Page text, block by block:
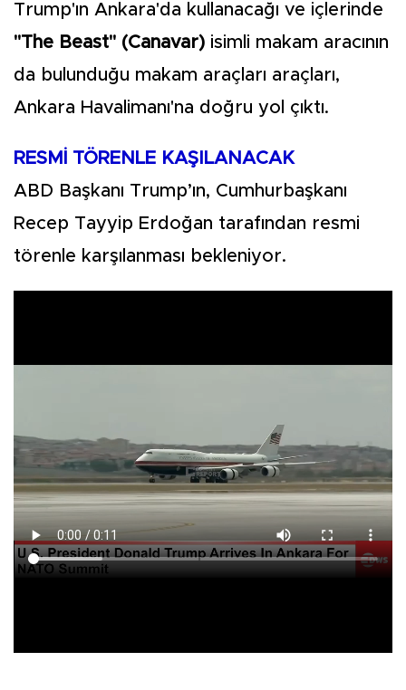
Trump'ın Ankara'da kullanacağı ve içlerinde
"The Beast" (Canavar) isimli makam aracının
da bulunduğu makam araçları araçları,
Ankara Havalimanı'na doğru yol çıktı.
RESMİ TÖRENLE KAŞILANACAK
ABD Başkanı Trump’ın, Cumhurbaşkanı
Recep Tayyip Erdoğan tarafından resmi
törenle karşılanması bekleniyor.